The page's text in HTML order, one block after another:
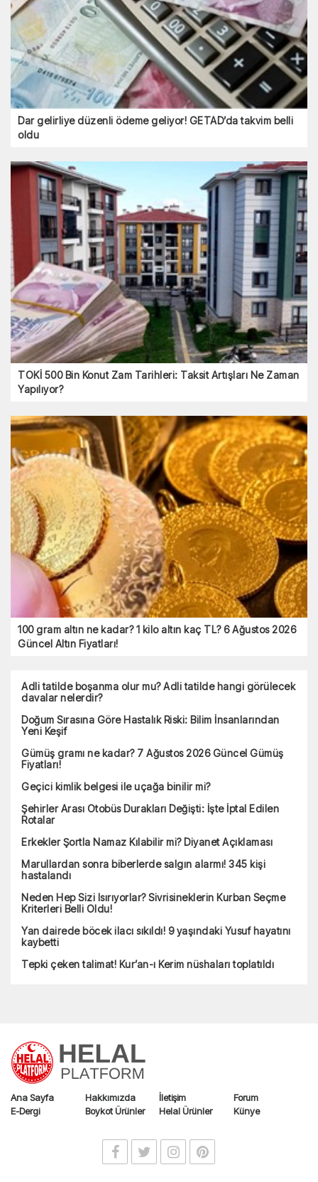
Dar gelirliye düzenli ödeme geliyor! GETAD’da takvim belli
oldu
TOKİ 500 Bin Konut Zam Tarihleri: Taksit Artışları Ne Zaman
Yapılıyor?
100 gram altın ne kadar? 1 kilo altın kaç TL? 6 Ağustos 2026
Güncel Altın Fiyatları!
Adli tatilde boşanma olur mu? Adli tatilde hangi görülecek
davalar nelerdir?
Doğum Sırasına Göre Hastalık Riski: Bilim İnsanlarından
Yeni Keşif
Gümüş gramı ne kadar? 7 Ağustos 2026 Güncel Gümüş
Fiyatları!
Geçici kimlik belgesi ile uçağa binilir mi?
Şehirler Arası Otobüs Durakları Değişti: İşte İptal Edilen
Rotalar
Erkekler Şortla Namaz Kılabilir mi? Diyanet Açıklaması
Marullardan sonra biberlerde salgın alarmı! 345 kişi
hastalandı
Neden Hep Sizi Isırıyorlar? Sivrisineklerin Kurban Seçme
Kriterleri Belli Oldu!
Yan dairede böcek ilacı sıkıldı! 9 yaşındaki Yusuf hayatını
kaybetti
Tepki çeken talimat! Kur’an-ı Kerim nüshaları toplatıldı
Ana Sayfa Hakkımızda İletişim
Forum
E-Dergi
Boykot Ürünler Helal Ürünler Künye